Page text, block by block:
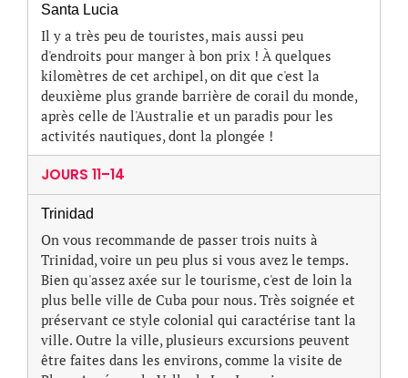
Santa Lucia
Il y a très peu de touristes, mais aussi peu
d'endroits pour manger à bon prix ! À quelques
kilomètres de cet archipel, on dit que c'est la
deuxième plus grande barrière de corail du monde,
après celle de l'Australie et un paradis pour les
activités nautiques, dont la plongée !
JOURS 11–14
Trinidad
On vous recommande de passer trois nuits à
Trinidad, voire un peu plus si vous avez le temps.
Bien qu'assez axée sur le tourisme, c'est de loin la
plus belle ville de Cuba pour nous. Très soignée et
préservant ce style colonial qui caractérise tant la
ville. Outre la ville, plusieurs excursions peuvent
être faites dans les environs, comme la visite de